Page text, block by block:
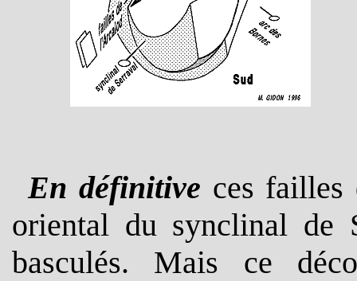
En définitive ces failles
oriental du synclinal de
basculés. Mais ce